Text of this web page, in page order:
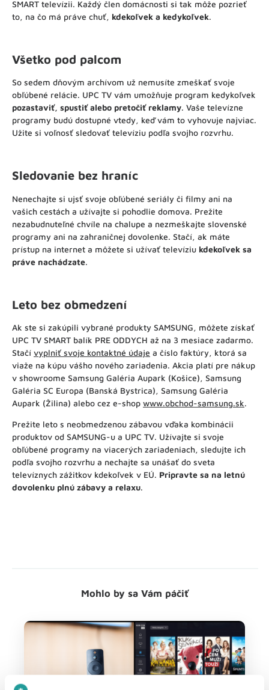
SMART televízii. Každý člen domácnosti si tak môže pozrieť
to, na čo má práve chuť, kdekoľvek a kedykoľvek.
Všetko pod palcom
So sedem dňovým archívom už nemusíte zmeškať svoje
obľúbené relácie. UPC TV vám umožňuje program kedykoľvek
pozastaviť, spustiť alebo pretočiť reklamy. Vaše televízne
programy budú dostupné vtedy, keď vám to vyhovuje najviac.
Užite si voľnosť sledovať televíziu podľa svojho rozvrhu.
Sledovanie bez hraníc
Nenechajte si ujsť svoje obľúbené seriály či filmy ani na
vašich cestách a užívajte si pohodlie domova. Prežite
nezabudnuteľné chvíle na chalupe a nezmeškajte slovenské
programy ani na zahraničnej dovolenke. Stačí, ak máte
prístup na internet a môžete si užívať televíziu kdekoľvek sa
práve nachádzate.
Leto bez obmedzení
Ak ste si zakúpili vybrané produkty SAMSUNG, môžete získať
UPC TV SMART balík PRE ODDYCH až na 3 mesiace zadarmo.
Stačí vyplniť svoje kontaktné údaje a číslo faktúry, ktorá sa
viaže na kúpu vášho nového zariadenia. Akcia platí pre nákup
v showroome Samsung Galéria Aupark (Košice), Samsung
Galéria SC Europa (Banská Bystrica), Samsung Galéria
Aupark (Žilina) alebo cez e-shop www.obchod-samsung.sk.
Prežite leto s neobmedzenou zábavou vďaka kombinácii
produktov od SAMSUNG-u a UPC TV. Užívajte si svoje
obľúbené programy na viacerých zariadeniach, sledujte ich
podľa svojho rozvrhu a nechajte sa unášať do sveta
televíznych zážitkov kdekoľvek v EÚ. Pripravte sa na letnú
dovolenku plnú zábavy a relaxu.
Mohlo by sa Vám páčiť